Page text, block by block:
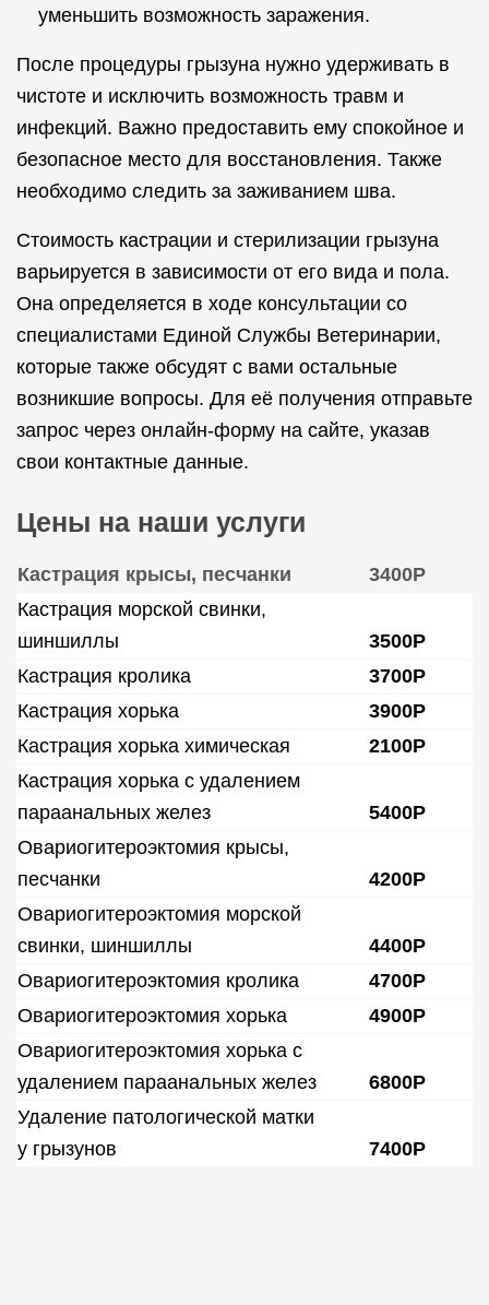
уменьшить возможность заражения.
После процедуры грызуна нужно удерживать в
чистоте и исключить возможность травм и
инфекций. Важно предоставить ему спокойное и
безопасное место для восстановления. Также
необходимо следить за заживанием шва.
Стоимость кастрации и стерилизации грызуна
варьируется в зависимости от его вида и пола.
Она определяется в ходе консультации со
специалистами Единой Службы Ветеринарии,
которые также обсудят с вами остальные
возникшие вопросы. Для её получения отправьте
запрос через онлайн-форму на сайте, указав
свои контактные данные.
Цены на наши услуги
Кастрация крысы, песчанки
3400Р
Кастрация морской свинки,
шиншиллы
3500Р
Кастрация кролика
3700Р
Кастрация хорька
3900Р
Кастрация хорька химическая
2100Р
Кастрация хорька с удалением
параанальных желез
5400Р
Овариогитероэктомия крысы,
песчанки
4200Р
Овариогитероэктомия морской
свинки, шиншиллы
4400Р
Овариогитероэктомия кролика
4700Р
Овариогитероэктомия хорька
4900Р
Овариогитероэктомия хорька с
удалением параанальных желез
6800Р
Удаление патологической матки
у грызунов
7400Р